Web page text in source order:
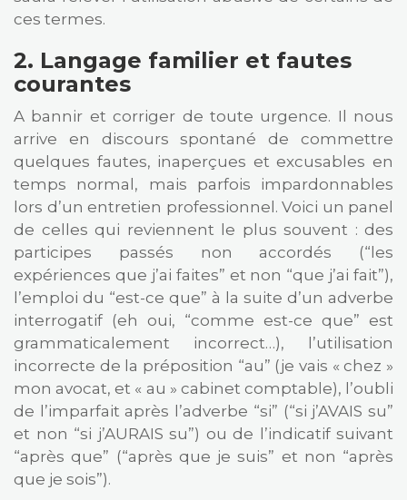
ces termes.
2. Langage familier et fautes
courantes
A bannir et corriger de toute urgence. Il nous
arrive en discours spontané de commettre
quelques fautes, inaperçues et excusables en
temps normal, mais parfois impardonnables
lors d’un entretien professionnel. Voici un panel
de celles qui reviennent le plus souvent : des
participes passés non accordés (“les
expériences que j’ai faites” et non “que j’ai fait”),
l’emploi du “est-ce que” à la suite d’un adverbe
interrogatif (eh oui, “comme est-ce que” est
grammaticalement incorrect…), l’utilisation
incorrecte de la préposition “au” (je vais « chez »
mon avocat, et « au » cabinet comptable), l’oubli
de l’imparfait après l’adverbe “si” (“si j’AVAIS su”
et non “si j’AURAIS su”) ou de l’indicatif suivant
“après que” (“après que je suis” et non “après
que je sois”).